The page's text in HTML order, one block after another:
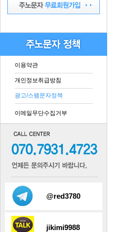
이용약관
개인정보취급방침
광고/스팸문자정책
이메일무단수집거부
@red3780
jikimi9988